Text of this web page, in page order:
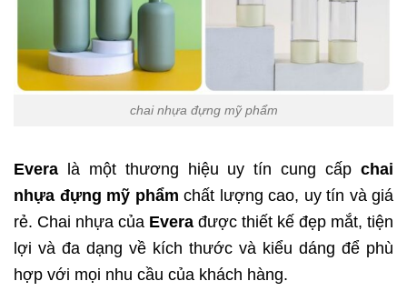
chai nhựa đựng mỹ phẩm
Evera là một thương hiệu uy tín cung cấp chai
nhựa đựng mỹ phẩm chất lượng cao, uy tín và giá
rẻ. Chai nhựa của Evera được thiết kế đẹp mắt, tiện
lợi và đa dạng về kích thước và kiểu dáng để phù
hợp với mọi nhu cầu của khách hàng.